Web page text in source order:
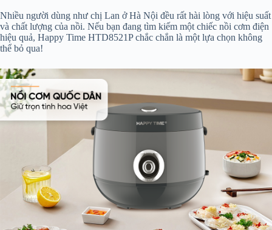
Nhiều người dùng như chị Lan ở Hà Nội đều rất hài lòng với hiệu suất
và chất lượng của nồi. Nếu bạn đang tìm kiếm một chiếc nồi cơm điện
hiệu quả, Happy Time HTD8521P chắc chắn là một lựa chọn không
thể bỏ qua!